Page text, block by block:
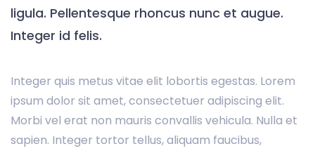
ligula. Pellentesque rhoncus nunc et augue.
Integer id felis.
Integer quis metus vitae elit lobortis egestas. Lorem
ipsum dolor sit amet, consectetuer adipiscing elit.
Morbi vel erat non mauris convallis vehicula. Nulla et
sapien. Integer tortor tellus, aliquam faucibus,